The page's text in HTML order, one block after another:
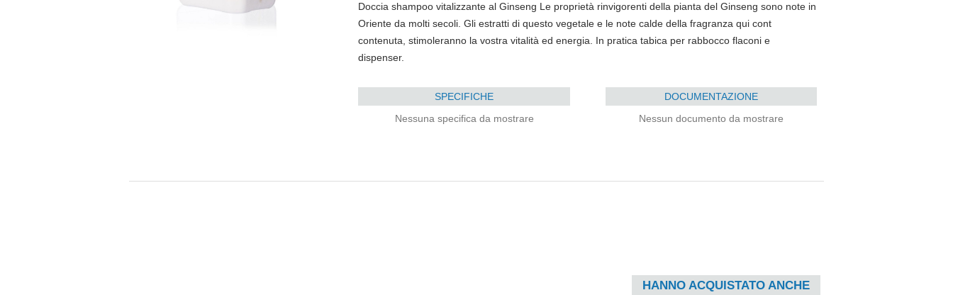
Doccia shampoo vitalizzante al Ginseng Le proprietà rinvigorenti della pianta del Ginseng sono note in
Oriente da molti secoli. Gli estratti di questo vegetale e le note calde della fragranza qui cont
contenuta, stimoleranno la vostra vitalità ed energia. In pratica tabica per rabbocco flaconi e
dispenser.
SPECIFICHE
Nessuna specifica da mostrare
DOCUMENTAZIONE
Nessun documento da mostrare
HANNO ACQUISTATO ANCHE